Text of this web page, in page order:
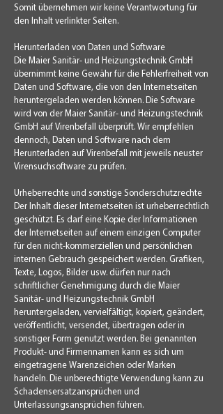
Somit übernehmen wir keine Verantwortung für
den Inhalt verlinkter Seiten.
Herunterladen von Daten und Software
Die Maier Sanitär- und Heizungstechnik GmbH
übernimmt keine Gewähr für die Fehlerfreiheit von
Daten und Software, die von den Internetseiten
heruntergeladen werden können. Die Software
wird von der Maier Sanitär- und Heizungstechnik
GmbH auf Virenbefall überprüft. Wir empfehlen
dennoch, Daten und Software nach dem
Herunterladen auf Virenbefall mit jeweils neuster
Virensuchsoftware zu prüfen.
Urheberrechte und sonstige Sonderschutzrechte
Der Inhalt dieser Internetseiten ist urheberrechtlich
geschützt. Es darf eine Kopie der Informationen
der Internetseiten auf einem einzigen Computer
für den nicht-kommerziellen und persönlichen
internen Gebrauch gespeichert werden. Grafiken,
Texte, Logos, Bilder usw. dürfen nur nach
schriftlicher Genehmigung durch die Maier
Sanitär- und Heizungstechnik GmbH
heruntergeladen, vervielfältigt, kopiert, geändert,
veröffentlicht, versendet, übertragen oder in
sonstiger Form genutzt werden. Bei genannten
Produkt- und Firmennamen kann es sich um
eingetragene Warenzeichen oder Marken
handeln. Die unberechtigte Verwendung kann zu
Schadensersatzansprüchen und
Unterlassungsansprüchen führen.